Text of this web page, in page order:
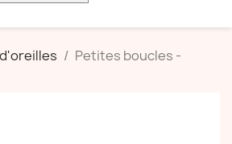
Petites boucles -